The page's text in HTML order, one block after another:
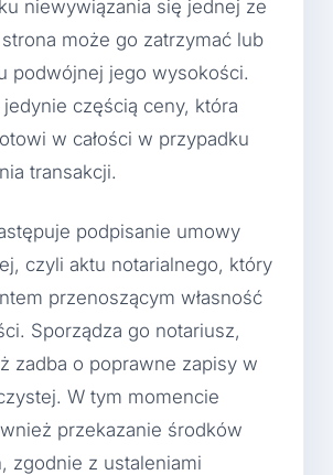
niewywiązania się jednej ze
może go zatrzymać lub
podwójnej jego wysokości.
częścią ceny, która
w całości w przypadku
transakcji.
podpisanie umowy
czyli aktu notarialnego, który
przenoszącym własność
Sporządza go notariusz,
zadba o poprawne zapisy w
W tym momencie
przekazanie środków
zgodnie z ustaleniami